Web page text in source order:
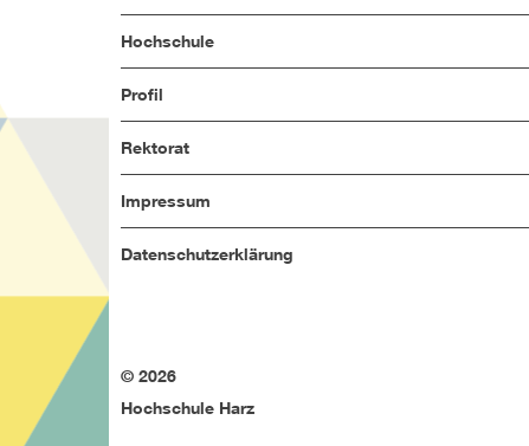
Hochschule
Profil
Rektorat
Impressum
Datenschutzerklärung
© 2026
Hochschule Harz